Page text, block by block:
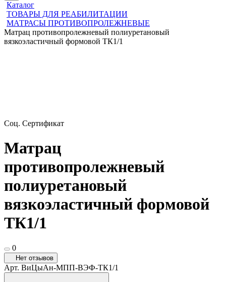
Каталог
ТОВАРЫ ДЛЯ РЕАБИЛИТАЦИИ
МАТРАСЫ ПРОТИВОПРОЛЕЖНЕВЫЕ
Матрац противопролежневый полиуретановый
вязкоэластичный формовой ТК1/1
Соц. Сертификат
Матрац
противопролежневый
полиуретановый
вязкоэластичный формовой
ТК1/1
0
Нет отзывов
Арт. ВиЦыАн-МПП-ВЭФ-ТК1/1